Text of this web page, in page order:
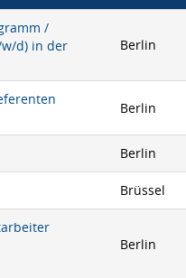
/
d) in der
Berlin
Berlin
Berlin
Brüssel
Berlin